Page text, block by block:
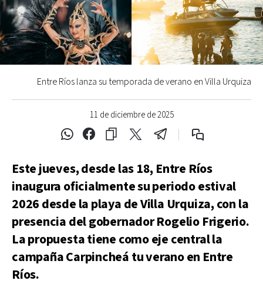
11 de diciembre de 2025
Entre Ríos lanza su temporada de verano en Villa Urquiza
Este jueves, desde las 18, Entre Ríos
inaugura oficialmente su periodo estival
2026 desde la playa de Villa Urquiza, con la
presencia del gobernador Rogelio Frigerio.
La propuesta tiene como eje central la
campaña Carpincheá tu verano en Entre
Ríos.